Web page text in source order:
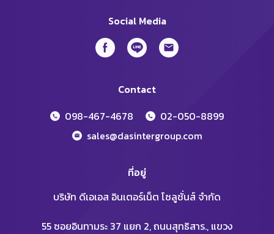
Social Media
Contact
098-467-4678
02-050-8899
sales@dasintergroup.com
ที่อยู่
บริษัท ดีเอเอส อินเตอร์เน็ต โซลูชั่นส์ จำกัด
55 ซอยอินทามระ 37 แยก 2, ถนนสุทธิสาร., แขวง